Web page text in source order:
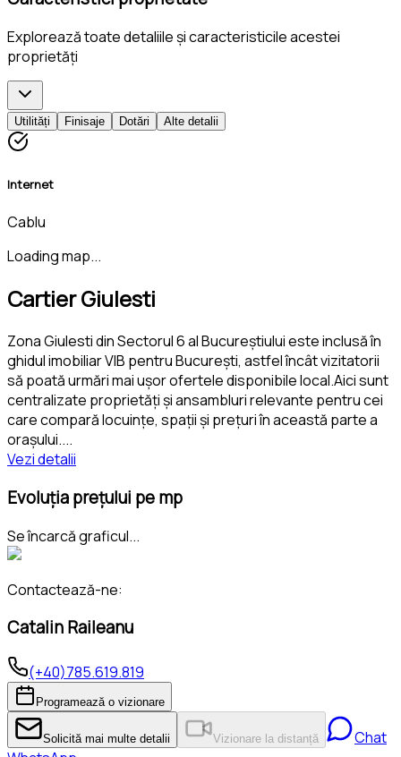
Explorează toate detaliile și caracteristicile acestei
proprietăți
Utilități Finisaje Dotări Alte detalii
Internet
Cablu
Loading map...
Cartier Giulesti
Zona Giulesti din Sectorul 6 al Bucureștiului este inclusă în
ghidul imobiliar VIB pentru București, astfel încât vizitatorii
să poată urmări mai ușor ofertele disponibile local.Aici sunt
centralizate proprietăți și ansambluri relevante pentru cei
care compară locuințe, spații și prețuri în această parte a
orașului....
Vezi detalii
Evoluția prețului pe mp
Se încarcă graficul...
Contactează-ne:
Catalin Raileanu
(+40)785.619.819
Programează o vizionare
Solicită mai multe detalii Vizionare la distanță
Chat